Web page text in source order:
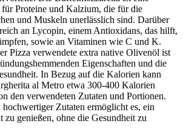
Proteine und Kalzium, die für die
und Muskeln unerlässlich sind. Darüber
an Lycopin, einem Antioxidans, das hilft,
sowie an Vitaminen wie C und K.
Pizza verwendete extra native Olivenöl ist
Eigenschaften und die
In Bezug auf die Kalorien kann
al Metro etwa 300-400 Kalorien
den verwendeten Zutaten und Portionen.
Zutaten ermöglicht es, ein
zu genießen, ohne die Gesundheit zu